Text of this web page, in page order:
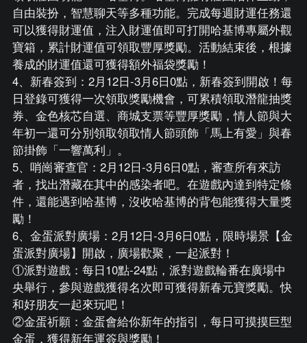
自由裝扮，智慧聊天等多種功能。完成每週財運任務還
可以獲得財運值，注入財運值即可打開哈基博專屬外觀
寶箱，累計財運值可領取豐厚獎勵。活動結束後，根據
養成的財運值還可獲得額外福袋獎勵！
4、新春簽到：2月12日-3月6日0點，新春簽到開啟！每
日登錄可獲得一次領取獎勵機會，可累積領取潛龍抽獎
券、金色核芯自選、商城支票等豐厚獎勵，情人節與大
年初一還可分別領取領取情人節頭飾「馬上有愛」與春
節掛飾「一響萬利」。
5、哨崗審查官：2月12日-3月6日0點，審查所有來訪
者，找出潛藏在其中的感染者吧。在遊戲內達到特定條
件，還能遇到哈基博，沒收哈基博的背包能獲得大量獎
勵！
6、金蛋派對廣場：2月12日-3月6日0點，限時場景【金
蛋派對廣場】開啟，廣場歡聚，一起派對！
①派對遊戲：每日10點-24點，派對遊戲輪番在廣場中
央舉行，參與遊戲獲得名次即可獲得新春元寶獎勵。快
和好朋友一起來玩吧！
②金蛋祈願：金蛋會給你新年的指引，每日可摸摸巨型
金蛋，獲得新年運簽與獎勵！